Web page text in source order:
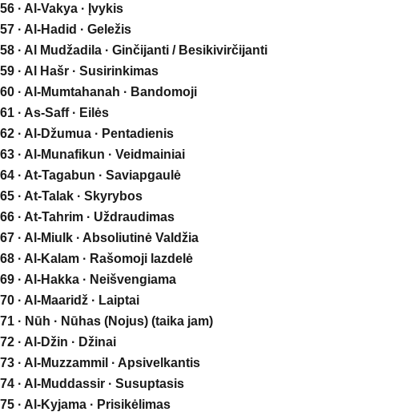
56 · Al-Vakya · Įvykis
57 · Al-Hadid · Geležis
58 · Al Mudžadila · Ginčijanti / Besikivirčijanti
59 · Al Hašr · Susirinkimas
60 · Al-Mumtahanah · Bandomoji
61 · As-Saff · Eilės
62 · Al-Džumua · Pentadienis
63 · Al-Munafikun · Veidmainiai
64 · At-Tagabun · Saviapgaulė
65 · At-Talak · Skyrybos
66 · At-Tahrim · Uždraudimas
67 · Al-Miulk · Absoliutinė Valdžia
68 · Al-Kalam · Rašomoji lazdelė
69 · Al-Hakka · Neišvengiama
70 · Al-Maaridž · Laiptai
71 · Nūh · Nūhas (Nojus) (taika jam)
72 · Al-Džin · Džinai
73 · Al-Muzzammil · Apsivelkantis
74 · Al-Muddassir · Susuptasis
75 · Al-Kyjama · Prisikėlimas